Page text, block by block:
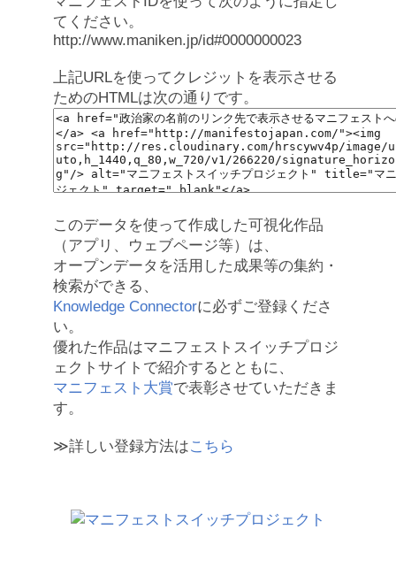
てください。
http://www.maniken.jp/id#0000000023
上記URLを使ってクレジットを表示させる
ためのHTMLは次の通りです。
このデータを使って作成した可視化作品
（アプリ、ウェブページ等）は、
オープンデータを活用した成果等の集約・
検索ができる、
Knowledge Connectorに必ずご登録くださ
い。
優れた作品はマニフェストスイッチプロジ
ェクトサイトで紹介するとともに、
マニフェスト大賞で表彰させていただきま
す。
≫詳しい登録方法はこちら